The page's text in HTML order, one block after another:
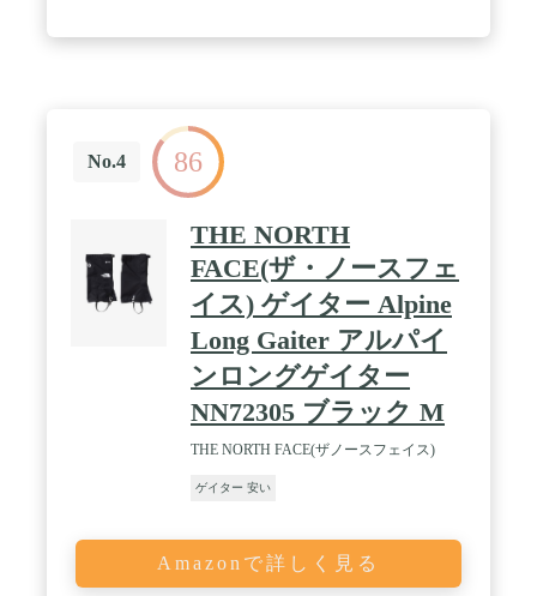
No.4 86
THE NORTH
FACE(ザ・ノースフェ
イス) ゲイター Alpine
Long Gaiter アルパイ
ンロングゲイター
NN72305 ブラック M
THE NORTH FACE(ザノースフェイス)
ゲイター 安い
Amazonで詳しく見る